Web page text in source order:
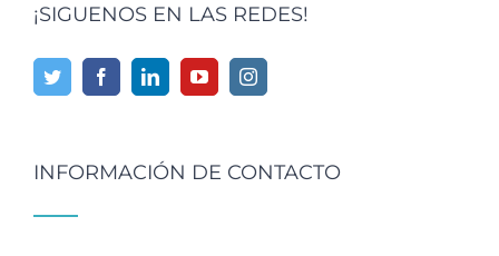
¡SIGUENOS EN LAS REDES!
INFORMACIÓN DE CONTACTO